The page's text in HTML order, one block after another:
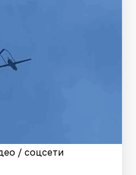
/ соцсети